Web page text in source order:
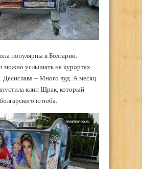
популярны в Болгарии.
можно услышать на курортах
– Много луд. А месяц
клип Щрак, который
ютюба.